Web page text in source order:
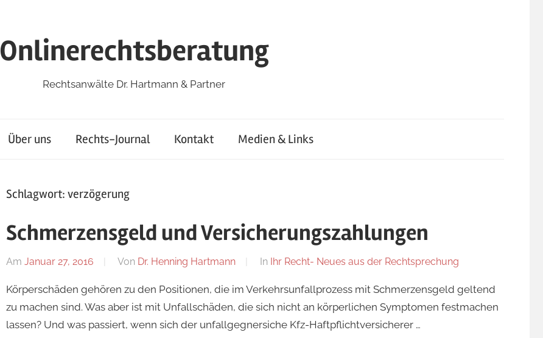
Onlinerechtsberatung
Rechtsanwälte Dr. Hartmann & Partner
Über uns Rechts-Journal Kontakt Medien & Links
Schlagwort: verzögerung
Schmerzensgeld und Versicherungszahlungen
Am Januar 27, 2016 Von Dr. Henning Hartmann In Ihr Recht- Neues aus der Rechtsprechung
Körperschäden gehören zu den Positionen, die im Verkehrsunfallprozess mit Schmerzensgeld geltend
zu machen sind. Was aber ist mit Unfallschäden, die sich nicht an körperlichen Symptomen festmachen
lassen? Und was passiert, wenn sich der unfallgegnersiche Kfz-Haftpflichtversicherer …